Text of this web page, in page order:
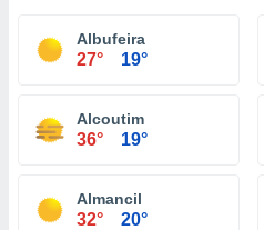
Albufeira
27° 19°
Alcoutim
36° 19°
Almancil
32° 20°